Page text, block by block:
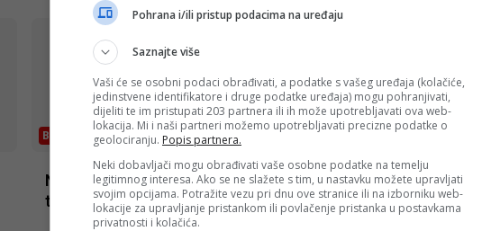
BLOG
Nya casinospel spel du br
testa p online casino.1615
BLOG
Glory online casino fast
withdrawals.1556
Pohrana i/ili pristup podacima na uređaju
Saznajte više
Vaši će se osobni podaci obrađivati, a podatke s vašeg uređaja (kolačiće,
jedinstvene identifikatore i druge podatke uređaja) mogu pohranjivati,
dijeliti te im pristupati 203 partnera ili ih može upotrebljavati ova web-
lokacija. Mi i naši partneri možemo upotrebljavati precizne podatke o
geolociranju. Popis partnera.
Neki dobavljači mogu obrađivati vaše osobne podatke na temelju
legitimnog interesa. Ako se ne slažete s tim, u nastavku možete upravljati
svojim opcijama. Potražite vezu pri dnu ove stranice ili na izborniku web-
lokacije za upravljanje pristankom ili povlačenje pristanka u postavkama
privatnosti i kolačića.